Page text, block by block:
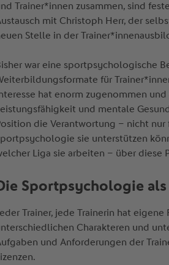
Trainer*innen zusammen, sind
mit Christoph Herr, der
Stelle in der
war eine sportpsychologische
für
hat enorm zugenommen
und mentale
die Verantwortung – nicht
sie unterstützen
Liga sie arbeiten – über diese
Sportpsychologie
Trainer, jede Trainerin hat
Charakteren und
und Anforderungen der